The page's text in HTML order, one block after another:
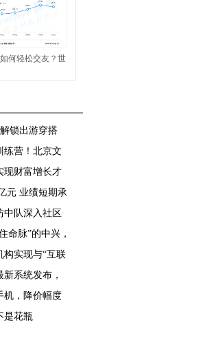
杨梅
何轻松交友？世
锁出游穿搭
练营！北京文
现财富增长才
元 业绩短期承
中队深入社区
命脉”的中兴，
实现与“互联
系统发布，
机，降价幅度
是花瓶